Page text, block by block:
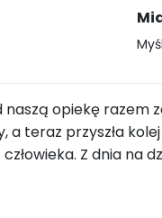
naszą opiekę razem
a teraz przyszła
Z dnia na